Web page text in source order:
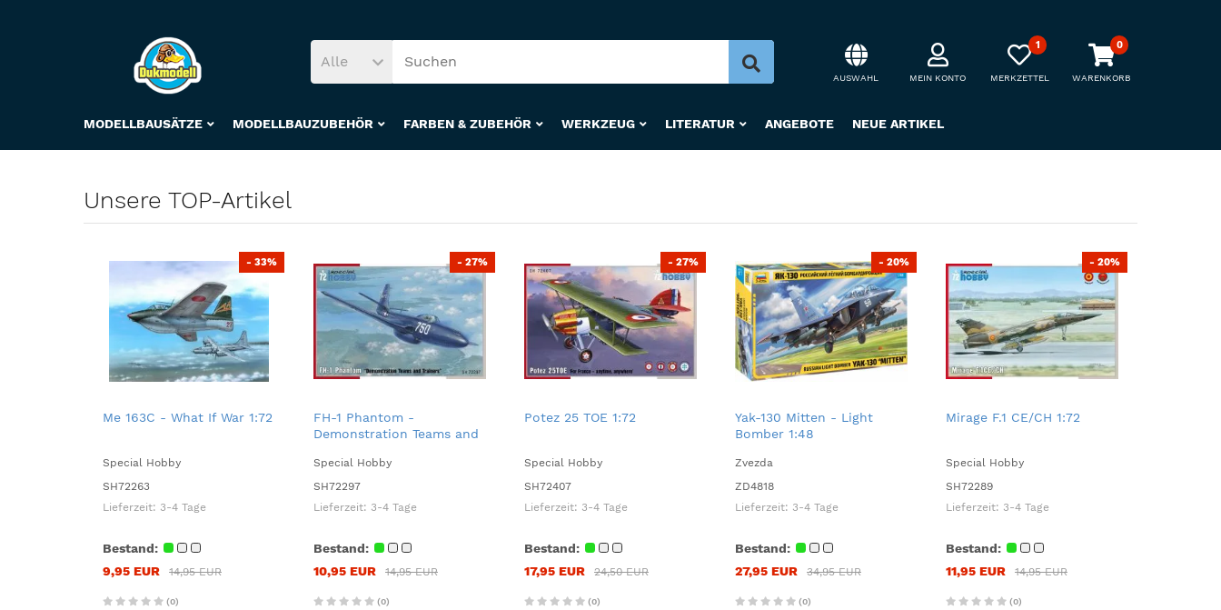
Alle
AUSWAHL MEIN KONTO
1
MERKZETTEL
0
WARENKORB
MODELLBAUSÄTZE MODELLBAUZUBEHÖR FARBEN & ZUBEHÖR WERKZEUG LITERATUR ANGEBOTE NEUE ARTIKEL
Unsere TOP-Artikel
Me 163C - What If War 1:72
Special Hobby
SH72263
Lieferzeit: 3-4 Tage
Bestand:
9,95 EUR
14,95 EUR
- 33%
(0)
FH-1 Phantom -
Demonstration Teams and
Special Hobby
SH72297
Lieferzeit: 3-4 Tage
Bestand:
10,95 EUR
14,95 EUR
- 27%
(0)
Potez 25 TOE 1:72
Special Hobby
SH72407
Lieferzeit: 3-4 Tage
Bestand:
17,95 EUR
24,50 EUR
- 27%
(0)
Yak-130 Mitten - Light
Bomber 1:48
Zvezda
ZD4818
Lieferzeit: 3-4 Tage
Bestand:
27,95 EUR
34,95 EUR
- 20%
(0)
Mirage F.1 CE/CH 1:72
Special Hobby
SH72289
Lieferzeit: 3-4 Tage
Bestand:
11,95 EUR
14,95 EUR
- 20%
(0)